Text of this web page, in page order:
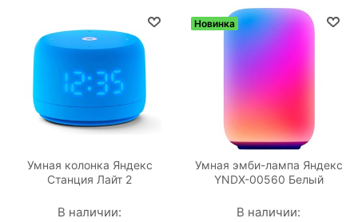
Умная колонка Яндекс
Станция Лайт 2
В наличии:
Новинка
Умная эмби-лампа Яндекс
YNDX-00560 Белый
В наличии: